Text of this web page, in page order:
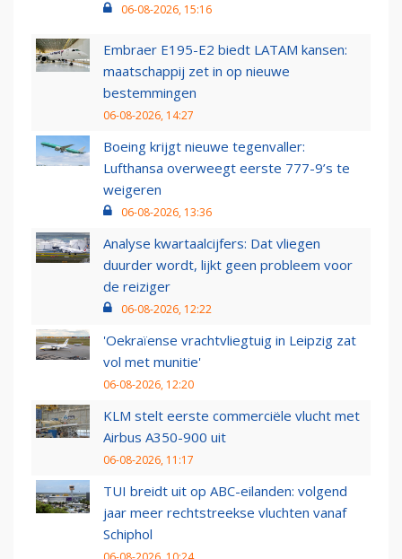
06-08-2026, 15:16
Embraer E195-E2 biedt LATAM kansen:
maatschappij zet in op nieuwe
bestemmingen
06-08-2026, 14:27
Boeing krijgt nieuwe tegenvaller:
Lufthansa overweegt eerste 777-9’s te
weigeren
06-08-2026, 13:36
Analyse kwartaalcijfers: Dat vliegen
duurder wordt, lijkt geen probleem voor
de reiziger
06-08-2026, 12:22
'Oekraïense vrachtvliegtuig in Leipzig zat
vol met munitie'
06-08-2026, 12:20
KLM stelt eerste commerciële vlucht met
Airbus A350-900 uit
06-08-2026, 11:17
TUI breidt uit op ABC-eilanden: volgend
jaar meer rechtstreekse vluchten vanaf
Schiphol